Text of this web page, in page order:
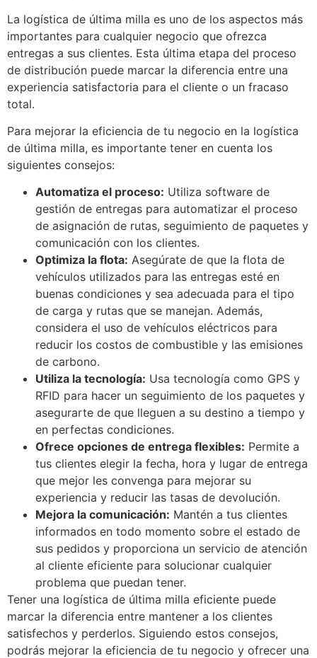
La logística de última milla es uno de los aspectos más
importantes para cualquier negocio que ofrezca
entregas a sus clientes. Esta última etapa del proceso
de distribución puede marcar la diferencia entre una
experiencia satisfactoria para el cliente o un fracaso
total.
Para mejorar la eficiencia de tu negocio en la logística
de última milla, es importante tener en cuenta los
siguientes consejos:
Automatiza el proceso: Utiliza software de
gestión de entregas para automatizar el proceso
de asignación de rutas, seguimiento de paquetes y
comunicación con los clientes.
Optimiza la flota: Asegúrate de que la flota de
vehículos utilizados para las entregas esté en
buenas condiciones y sea adecuada para el tipo
de carga y rutas que se manejan. Además,
considera el uso de vehículos eléctricos para
reducir los costos de combustible y las emisiones
de carbono.
Utiliza la tecnología: Usa tecnología como GPS y
RFID para hacer un seguimiento de los paquetes y
asegurarte de que lleguen a su destino a tiempo y
en perfectas condiciones.
Ofrece opciones de entrega flexibles: Permite a
tus clientes elegir la fecha, hora y lugar de entrega
que mejor les convenga para mejorar su
experiencia y reducir las tasas de devolución.
Mejora la comunicación: Mantén a tus clientes
informados en todo momento sobre el estado de
sus pedidos y proporciona un servicio de atención
al cliente eficiente para solucionar cualquier
problema que puedan tener.
Tener una logística de última milla eficiente puede
marcar la diferencia entre mantener a los clientes
satisfechos y perderlos. Siguiendo estos consejos,
podrás mejorar la eficiencia de tu negocio y ofrecer una